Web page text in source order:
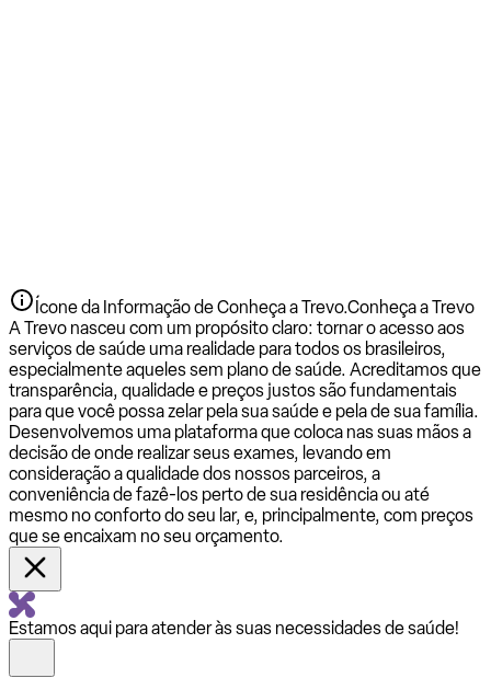
Ícone da Informação de Conheça a Trevo.Conheça a Trevo
A Trevo nasceu com um propósito claro: tornar o acesso aos
serviços de saúde uma realidade para todos os brasileiros,
especialmente aqueles sem plano de saúde. Acreditamos que
transparência, qualidade e preços justos são fundamentais
para que você possa zelar pela sua saúde e pela de sua família.
Desenvolvemos uma plataforma que coloca nas suas mãos a
decisão de onde realizar seus exames, levando em
consideração a qualidade dos nossos parceiros, a
conveniência de fazê-los perto de sua residência ou até
mesmo no conforto do seu lar, e, principalmente, com preços
que se encaixam no seu orçamento.
Estamos aqui para atender às suas necessidades de saúde!